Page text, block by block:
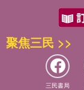
聚焦三民 >>
三民書局